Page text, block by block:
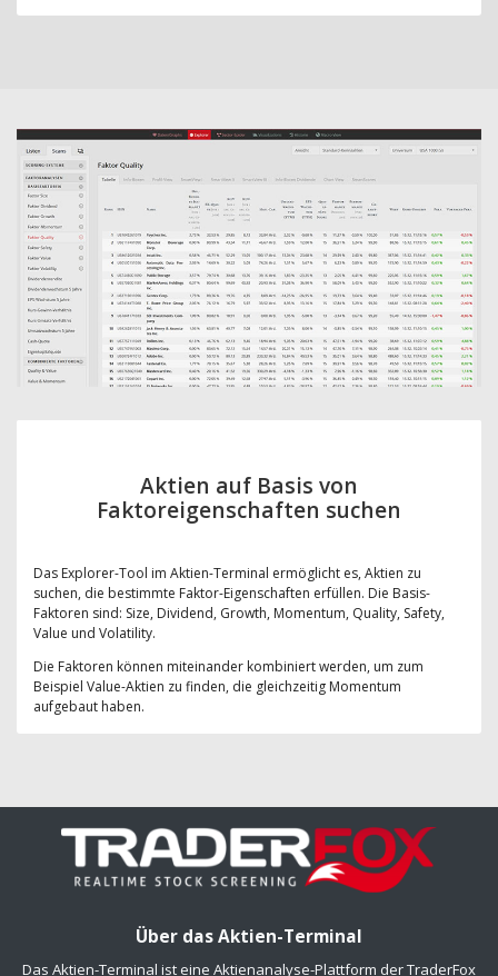
Aktien auf Basis von
Faktoreigenschaften suchen
Das Explorer-Tool im Aktien-Terminal ermöglicht es, Aktien zu
suchen, die bestimmte Faktor-Eigenschaften erfüllen. Die Basis-
Faktoren sind: Size, Dividend, Growth, Momentum, Quality, Safety,
Value und Volatility.
Die Faktoren können miteinander kombiniert werden, um zum
Beispiel Value-Aktien zu finden, die gleichzeitig Momentum
aufgebaut haben.
Über das Aktien-Terminal
Das Aktien-Terminal ist eine Aktienanalyse-Plattform der TraderFox